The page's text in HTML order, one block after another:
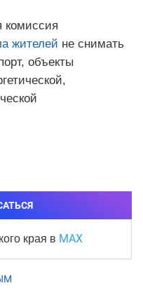
комиссия
жителей не снимать
объекты
края в MAX